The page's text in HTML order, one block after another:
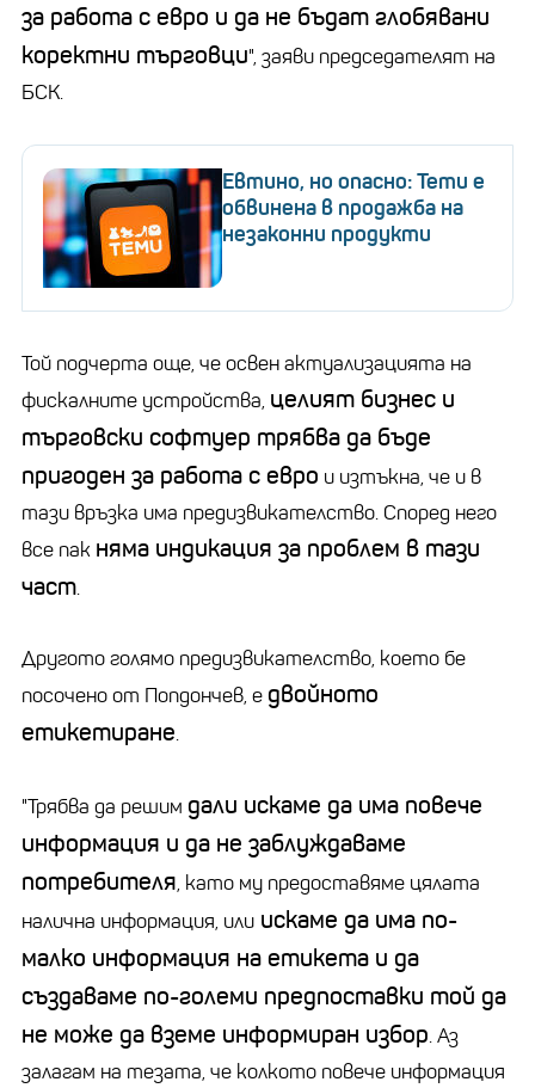
за работа с евро и да не бъдат глобявани
коректни търговци", заяви председателят на
БСК.
Евтино, но опасно: Temu е
обвинена в продажба на
незаконни продукти
Той подчерта още, че освен актуализацията на
фискалните устройства, целият бизнес и
търговски софтуер трябва да бъде
пригоден за работа с евро и изтъкна, че и в
тази връзка има предизвикателство. Според него
все пак няма индикация за проблем в тази
част.
Другото голямо предизвикателство, което бе
посочено от Попдончев, е двойното
етикетиране.
"Трябва да решим дали искаме да има повече
информация и да не заблуждаваме
потребителя, като му предоставяме цялата
налична информация, или искаме да има по-
малко информация на етикета и да
създаваме по-големи предпоставки той да
не може да вземе информиран избор. Аз
залагам на тезата, че колкото повече информация